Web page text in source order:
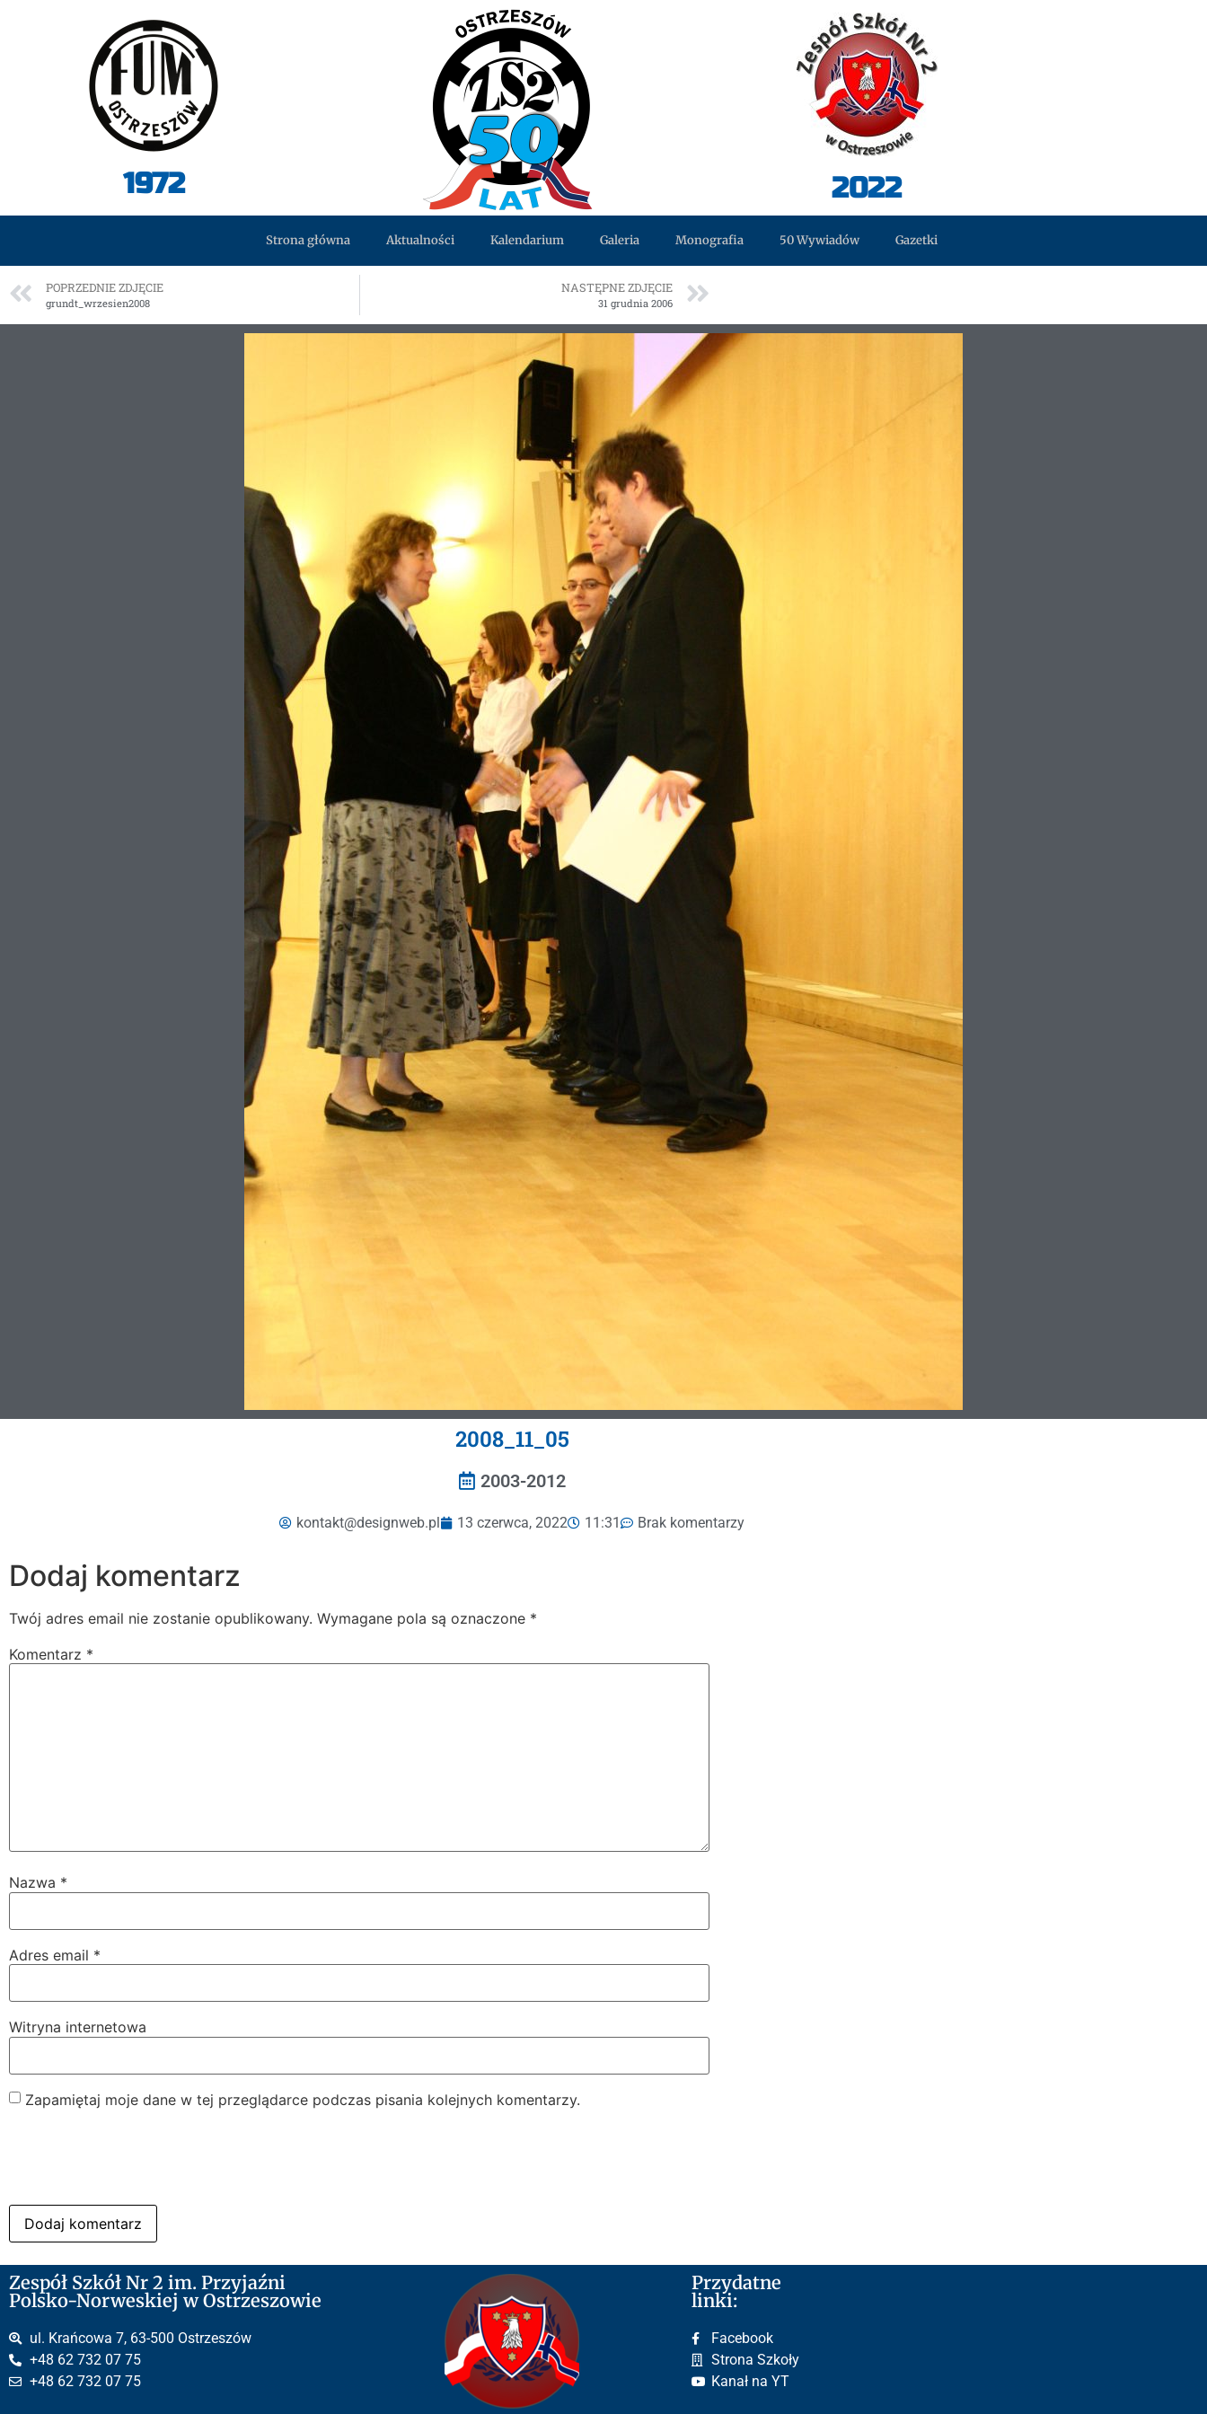
1972 2022
Strona główna Aktualności Kalendarium Galeria Monografia 50 Wywiadów Gazetki
POPRZEDNIE ZDJĘCIE
grundt_wrzesien2008
NASTĘPNE ZDJĘCIE
31 ‎grudnia ‎2006
2008_11_05
2003-2012
kontakt@designweb.pl 13 czerwca, 2022 11:31 Brak komentarzy
Dodaj komentarz
Twój adres email nie zostanie opublikowany. Wymagane pola są oznaczone *
Komentarz *
Nazwa *
Adres email *
Witryna internetowa
Zapamiętaj moje dane w tej przeglądarce podczas pisania kolejnych komentarzy.
Zespół Szkół Nr 2 im. Przyjaźni
Polsko-Norweskiej w Ostrzeszowie
ul. Krańcowa 7, 63-500 Ostrzeszów
+48 62 732 07 75
+48 62 732 07 75
Przydatne
linki:
Facebook
Strona Szkoły
Kanał na YT